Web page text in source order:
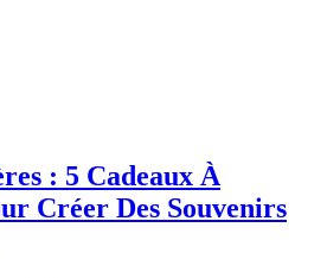
: 5 Cadeaux À
Créer Des Souvenirs